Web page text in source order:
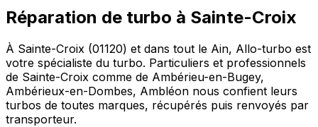
Réparation de turbo à Sainte-Croix
À Sainte-Croix (01120) et dans tout le Ain, Allo-turbo est
votre spécialiste du turbo. Particuliers et professionnels
de Sainte-Croix comme de Ambérieu-en-Bugey,
Ambérieux-en-Dombes, Ambléon nous confient leurs
turbos de toutes marques, récupérés puis renvoyés par
transporteur.